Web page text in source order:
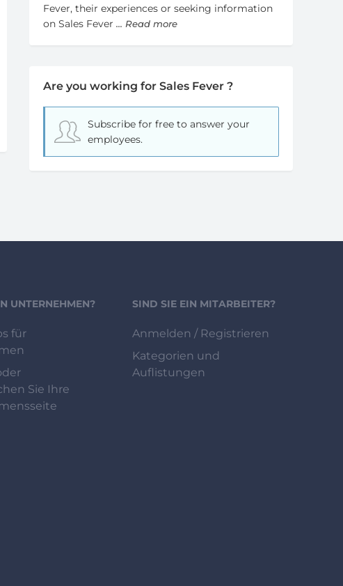
Fever, their experiences or seeking information
on Sales Fever ... Read more
Are you working for Sales Fever ?
Subscribe for freeto answer your
employees.
UNTERNEHMEN?
für
Sie Ihre
SIND SIE EIN MITARBEITER?
Anmelden / Registrieren
Kategorien und
Auflistungen